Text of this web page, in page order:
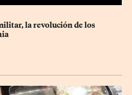
la revolución de los